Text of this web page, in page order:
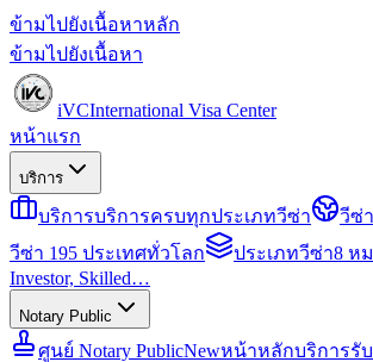
ข้ามไปยังเนื้อหาหลัก
ข้ามไปยังเนื้อหา
iVCInternational Visa Center
หน้าแรก
บริการ
บริการบริการครบทุกประเภทวีซ่า วีซ่
วีซ่า 195 ประเทศทั่วโลก
ประเภทวีซ่า8 ห
Investor, Skilled…
Notary Public
ศูนย์ Notary PublicNewหน้าหลักบริการรั